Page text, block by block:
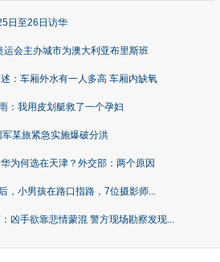
日至26日访华
运会主办城市为澳大利亚布里斯班
：车厢外水有一人多高 车厢内缺氧
：我用皮划艇救了一个孕妇
某旅紧急实施爆破分洪
为何选在天津？外交部：两个原因
，小男孩在路口指路，7位摄影师...
凶手欲靠悲情蒙混 警方现场勘察发现...